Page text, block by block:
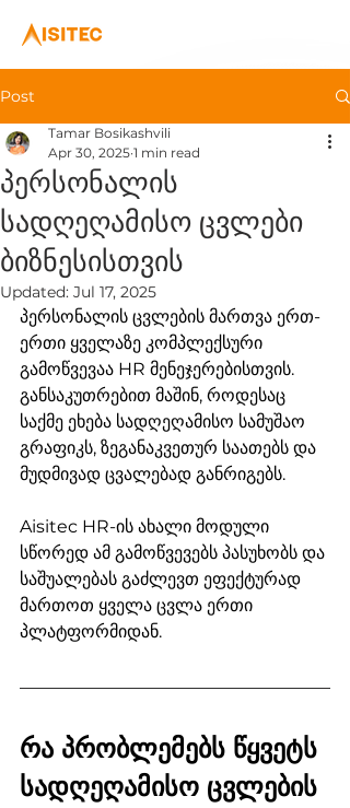
Post
პერსონალის
სადღეღამისო ცვლები
ბიზნესისთვის
Tamar Bosikashvili
Apr 30, 2025 1 min read
Updated: Jul 17, 2025
პერსონალის ცვლების მართვა ერთ-
ერთი ყველაზე კომპლექსური
გამოწვევაა HR მენეჯერებისთვის.
განსაკუთრებით მაშინ, როდესაც
საქმე ეხება სადღეღამისო სამუშაო
გრაფიკს, ზეგანაკვეთურ საათებს და
მუდმივად ცვალებად განრიგებს.
Aisitec HR-ის ახალი მოდული
სწორედ ამ გამოწვევებს პასუხობს და
საშუალებას გაძლევთ ეფექტურად
მართოთ ყველა ცვლა ერთი
პლატფორმიდან.
რა პრობლემებს წყვეტს
სადღეღამისო ცვლების